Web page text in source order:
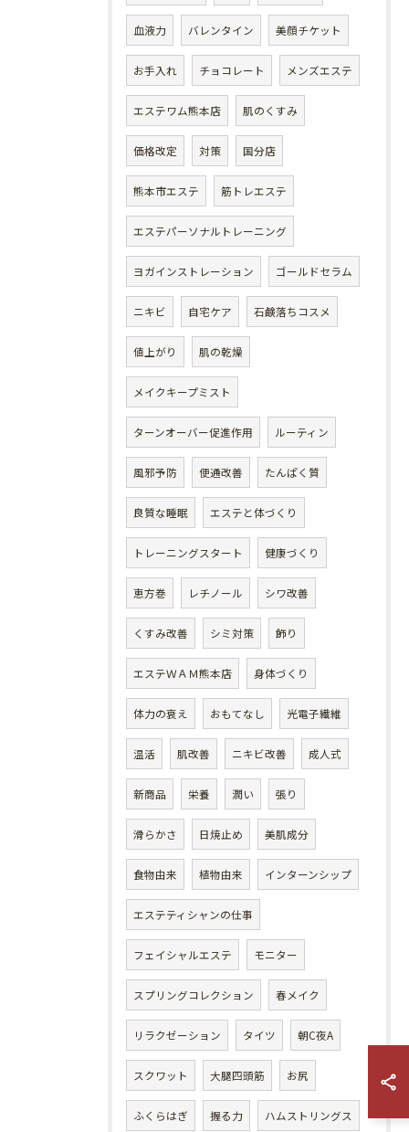
血液力 バレンタイン 美顔チケット
お手入れ チョコレート メンズエステ
エステワム熊本店 肌のくすみ
価格改定 対策 国分店
熊本市エステ 筋トレエステ
エステパーソナルトレーニング
ヨガインストレーション ゴールドセラム
ニキビ 自宅ケア 石鹸落ちコスメ
値上がり 肌の乾燥
メイクキープミスト
ターンオーバー促進作用 ルーティン
風邪予防 便通改善 たんぱく質
良質な睡眠 エステと体づくり
トレーニングスタート 健康づくり
恵方巻 レチノール シワ改善
くすみ改善 シミ対策 飾り
エステＷＡＭ熊本店 身体づくり
体力の衰え おもてなし 光電子繊維
温活 肌改善 ニキビ改善 成人式
新商品 栄養 潤い 張り
滑らかさ 日焼止め 美肌成分
食物由来 植物由来 インターンシップ
エステティシャンの仕事
フェイシャルエステ モニター
スプリングコレクション 春メイク
リラクゼーション タイツ 朝C夜A
スクワット 大腿四頭筋 お尻
ふくらはぎ 握る力 ハムストリングス